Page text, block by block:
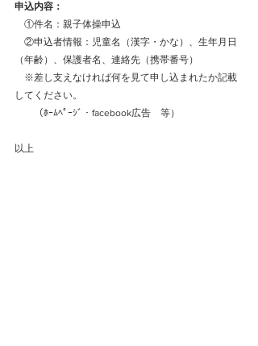
申込内容：
①件名：親子体操申込
②申込者情報：児童名（漢字・かな）、生年月日
（年齢）、保護者名、連絡先（携帯番号）
※差し支えなければ何を見て申し込まれたか記載
してください。
（ﾎｰﾑﾍﾟｰｼﾞ・facebook広告　等）
以上